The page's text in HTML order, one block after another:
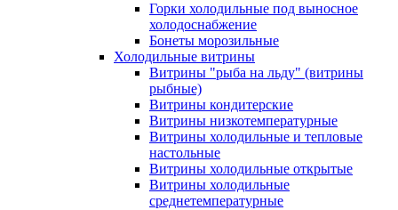
Горки холодильные под выносное
холодоснабжение
Бонеты морозильные
Холодильные витрины
Витрины "рыба на льду" (витрины
рыбные)
Витрины кондитерские
Витрины низкотемпературные
Витрины холодильные и тепловые
настольные
Витрины холодильные открытые
Витрины холодильные
среднетемпературные